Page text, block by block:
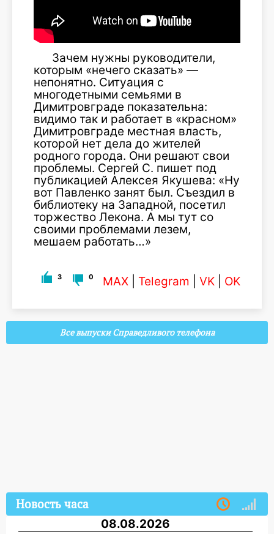
Зачем нужны руководители,
которым «нечего сказать» —
непонятно. Ситуация с
многодетными семьями в
Димитровграде показательна:
видимо так и работает в «красном»
Димитровграде местная власть,
которой нет дела до жителей
родного города. Они решают свои
проблемы. Сергей С. пишет под
публикацией Алексея Якушева: «Ну
вот Павленко занят был. Съездил в
библиотеку на Западной, посетил
торжество Лекона. А мы тут со
своими проблемами лезем,
мешаем работать…»
3 0 MAX Telegram VK OK
Все выпуски Справедливого телефона
Новость часа
08.08.2026